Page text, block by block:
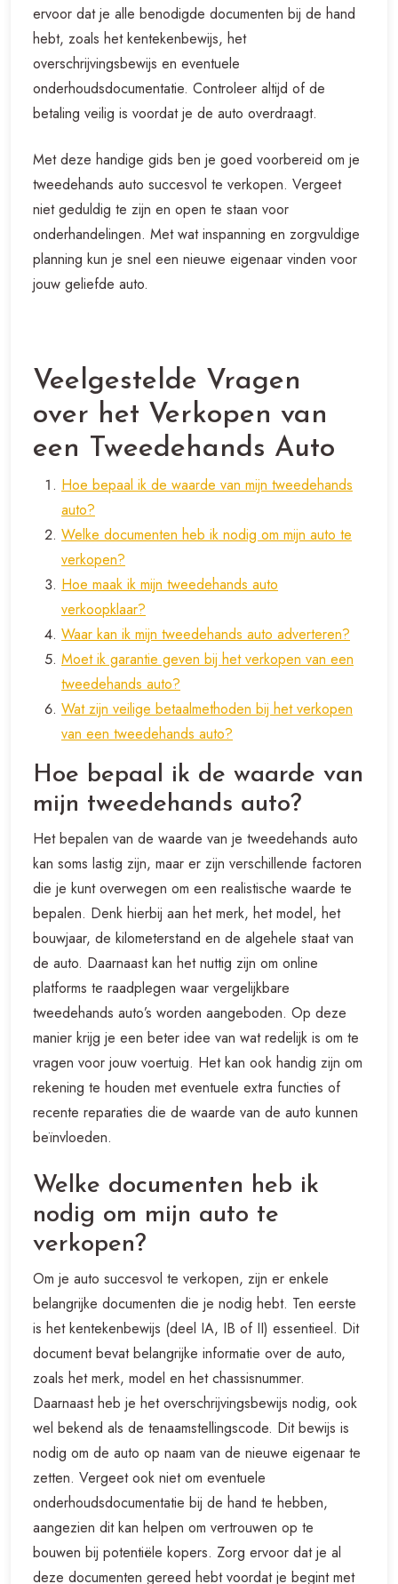
ervoor dat je alle benodigde documenten bij de hand
hebt, zoals het kentekenbewijs, het
overschrijvingsbewijs en eventuele
onderhoudsdocumentatie. Controleer altijd of de
betaling veilig is voordat je de auto overdraagt.
Met deze handige gids ben je goed voorbereid om je
tweedehands auto succesvol te verkopen. Vergeet
niet geduldig te zijn en open te staan voor
onderhandelingen. Met wat inspanning en zorgvuldige
planning kun je snel een nieuwe eigenaar vinden voor
jouw geliefde auto.
Veelgestelde Vragen
over het Verkopen van
een Tweedehands Auto
Hoe bepaal ik de waarde van mijn tweedehands
auto?
Welke documenten heb ik nodig om mijn auto te
verkopen?
Hoe maak ik mijn tweedehands auto
verkoopklaar?
Waar kan ik mijn tweedehands auto adverteren?
Moet ik garantie geven bij het verkopen van een
tweedehands auto?
Wat zijn veilige betaalmethoden bij het verkopen
van een tweedehands auto?
Hoe bepaal ik de waarde van
mijn tweedehands auto?
Het bepalen van de waarde van je tweedehands auto
kan soms lastig zijn, maar er zijn verschillende factoren
die je kunt overwegen om een realistische waarde te
bepalen. Denk hierbij aan het merk, het model, het
bouwjaar, de kilometerstand en de algehele staat van
de auto. Daarnaast kan het nuttig zijn om online
platforms te raadplegen waar vergelijkbare
tweedehands auto’s worden aangeboden. Op deze
manier krijg je een beter idee van wat redelijk is om te
vragen voor jouw voertuig. Het kan ook handig zijn om
rekening te houden met eventuele extra functies of
recente reparaties die de waarde van de auto kunnen
beïnvloeden.
Welke documenten heb ik
nodig om mijn auto te
verkopen?
Om je auto succesvol te verkopen, zijn er enkele
belangrijke documenten die je nodig hebt. Ten eerste
is het kentekenbewijs (deel IA, IB of II) essentieel. Dit
document bevat belangrijke informatie over de auto,
zoals het merk, model en het chassisnummer.
Daarnaast heb je het overschrijvingsbewijs nodig, ook
wel bekend als de tenaamstellingscode. Dit bewijs is
nodig om de auto op naam van de nieuwe eigenaar te
zetten. Vergeet ook niet om eventuele
onderhoudsdocumentatie bij de hand te hebben,
aangezien dit kan helpen om vertrouwen op te
bouwen bij potentiële kopers. Zorg ervoor dat je al
deze documenten gereed hebt voordat je begint met